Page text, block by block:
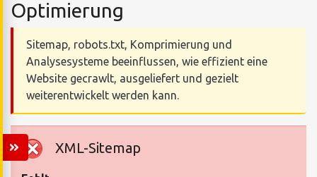
Optimierung
Sitemap, robots.txt, Komprimierung und
Analysesysteme beeinflussen, wie effizient eine
Website gecrawlt, ausgeliefert und gezielt
weiterentwickelt werden kann.
XML-Sitemap